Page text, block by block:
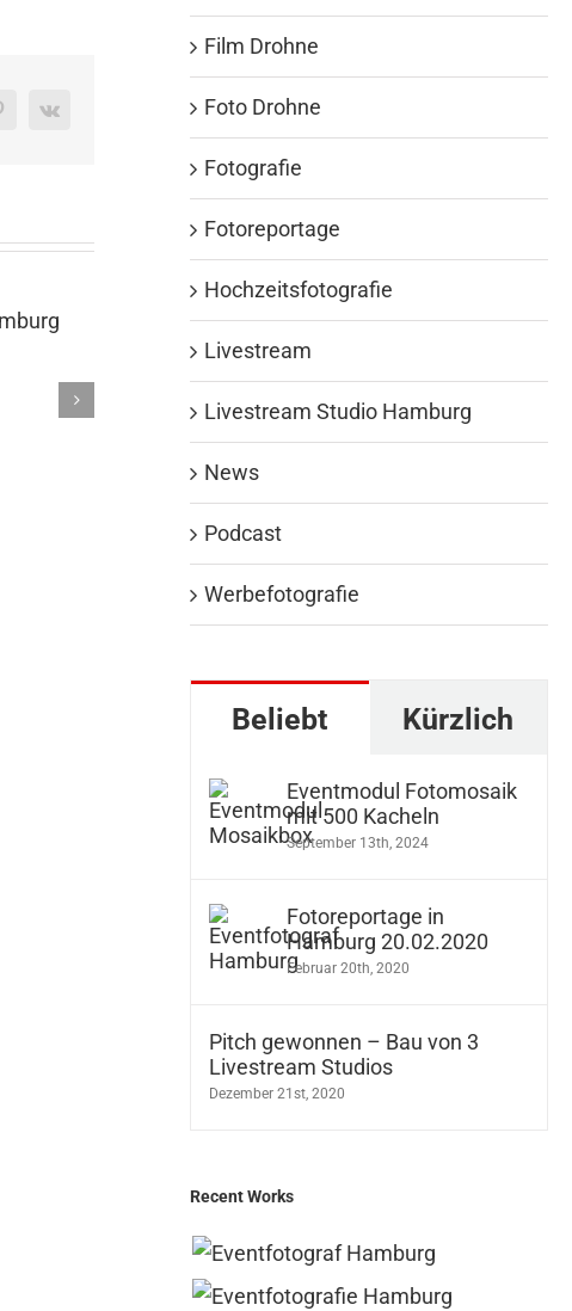
Vk
Eventfotografie in Berlin
November 9th, 2023
Film Drohne
Foto Drohne
Fotografie
Fotoreportage
Hochzeitsfotografie
Livestream
Livestream Studio Hamburg
News
Podcast
Werbefotografie
Beliebt Kürzlich
Eventmodul Fotomosaik
mit 500 Kacheln
September 13th, 2024
Fotoreportage in
Hamburg 20.02.2020
Februar 20th, 2020
Pitch gewonnen – Bau von 3
Livestream Studios
Dezember 21st, 2020
Recent Works